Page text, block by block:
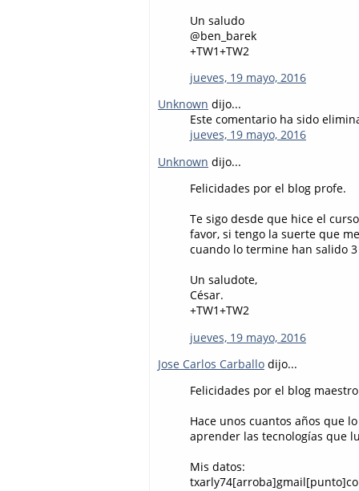
Un saludo
@ben_barek
+TW1+TW2
jueves, 19 mayo, 2016
Unknown dijo...
Este comentario ha sido
jueves, 19 mayo, 2016
Unknown dijo...
Felicidades por el blog profe.
Te sigo desde que hice el
favor, si tengo la suerte que
cuando lo termine han salido
Un saludote,
César.
+TW1+TW2
jueves, 19 mayo, 2016
Jose Carlos Carballo dijo...
Felicidades por el blog
Hace unos cuantos años que
aprender las tecnologías que
Mis datos: